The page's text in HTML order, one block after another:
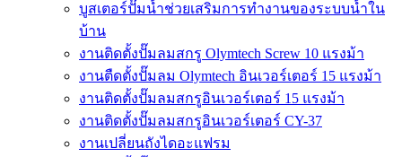
บูสเตอร์ปั๊มน้ำช่วยเสริมการทำงานของระบบน้ำใน
บ้าน
งานติดตั้งปั๊มลมสกรู Olymtech Screw 10 แรงม้า
งานตืดตั้งปั๊มลม Olymtech อินเวอร์เตอร์ 15 แรงม้า
งานติดตั้งปั๊มลมสกรูอินเวอร์เตอร์ 15 แรงม้า
งานติดตั้งปั๊มลมสกรูอินเวอร์เตอร์ CY-37
งานเปลี่ยนถังไดอะแฟรม